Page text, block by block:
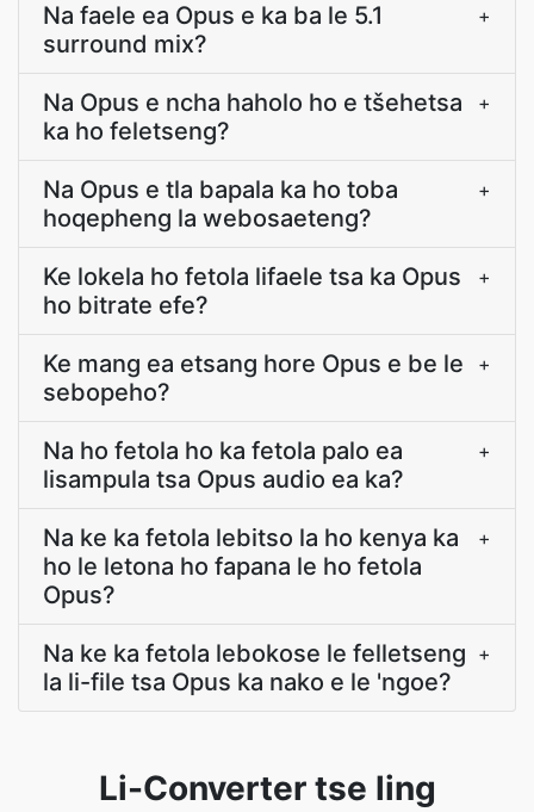
Na faele ea Opus e ka ba le 5.1
surround mix?
+
Na Opus e ncha haholo ho e tšehetsa
ka ho feletseng?
+
Na Opus e tla bapala ka ho toba
hoqepheng la webosaeteng?
+
Ke lokela ho fetola lifaele tsa ka Opus
ho bitrate efe?
+
Ke mang ea etsang hore Opus e be le
sebopeho?
+
Na ho fetola ho ka fetola palo ea
lisampula tsa Opus audio ea ka?
+
Na ke ka fetola lebitso la ho kenya ka
ho le letona ho fapana le ho fetola
Opus?
+
Na ke ka fetola lebokose le felletseng
la li-file tsa Opus ka nako e le 'ngoe?
+
Li-Converter tse ling